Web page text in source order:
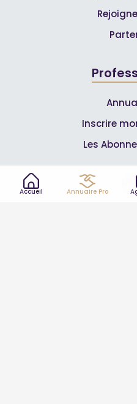
Accueil Annuaire Pro
Inscrire
Les